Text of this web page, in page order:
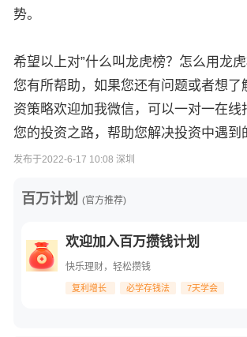
势。
希望以上对”什么叫龙虎榜？怎么用龙
您有所帮助，如果您还有问题或者想了
资策略欢迎加我微信，可以一对一在线
您的投资之路，帮助您解决投资中遇到
发布于2022-6-17 10:08 深圳
百万计划 (官方推荐)
欢迎加入百万攒钱计划
快乐理财，轻松攒钱
复利增长 必学存钱法 7天学会